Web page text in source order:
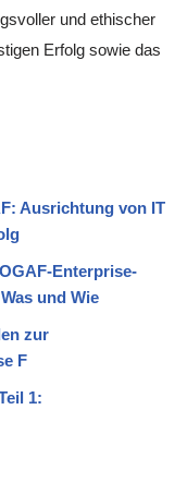
und ethischer
Erfolg sowie das
Ausrichtung von IT
Enterprise-
und Wie
zur
F
1: